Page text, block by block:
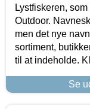
Lystfiskeren,
Outdoor.
men det nye
sortiment,
til at indeholde.
Se